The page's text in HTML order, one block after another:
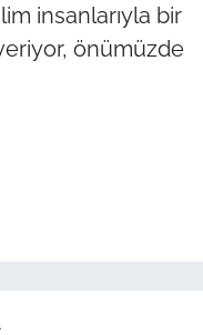
insanlarıyla bir
önümüzde